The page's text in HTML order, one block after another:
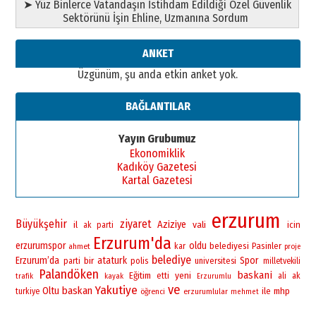
➤ Yüz Binlerce Vatandaşın İstihdam Edildiği Özel Güvenlik
Sektörünü İşin Ehline, Uzmanına Sordum
ANKET
Üzgünüm, şu anda etkin anket yok.
BAĞLANTILAR
Yayın Grubumuz
Ekonomiklik
Kadıköy Gazetesi
Kartal Gazetesi
Büyükşehir il ak parti ziyaret Aziziye vali erzurum icin
erzurumspor ahmet Erzurum'da kar oldu belediyesi Pasinler proje
Erzurum’da parti bir ataturk polis belediye universitesi Spor milletvekili
trafik Palandöken kayak Eğitim etti yeni Erzurumlu baskani ali
ak
turkiye Oltu baskan Yakutiye öğrenci ve erzurumlular mehmet ile mhp